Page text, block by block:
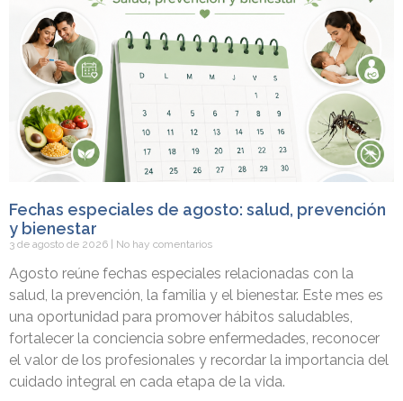
Fechas especiales de agosto: salud, prevención
y bienestar
3 de agosto de 2026 No hay comentarios
Agosto reúne fechas especiales relacionadas con la
salud, la prevención, la familia y el bienestar. Este mes es
una oportunidad para promover hábitos saludables,
fortalecer la conciencia sobre enfermedades, reconocer
el valor de los profesionales y recordar la importancia del
cuidado integral en cada etapa de la vida.